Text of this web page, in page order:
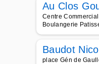
Au Clos
Centre
Boulangerie
Baudot
place Gén de